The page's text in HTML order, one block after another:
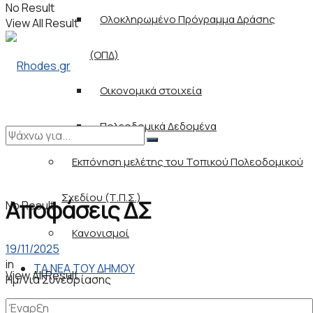
Ολοκληρωμένο Πρόγραμμα Δράσης
(ΟΠΔ)
Οικονομικά στοιχεία
Πολεοδομικά Δεδομένα
Εκπόνηση μελέτης του Τοπικού Πολεοδομικού
Σχεδίου (Τ.Π.Σ.)
Κανονισμοί
ΤΑ ΝΕΑ ΤΟΥ ΔΗΜΟΥ
Γραφείο Τύπου
No Result
View All Result
No Result
View All Result
Αποφάσεις ΔΣ
19/11/2025
in
Ημ/νια Συνεδρίασης